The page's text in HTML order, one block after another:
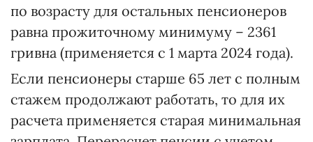
по возрасту для остальных пенсионеров
равна прожиточному минимуму – 2361
гривна (применяется с 1 марта 2024 года).
Если пенсионеры старше 65 лет с полным
стажем продолжают работать, то для их
расчета применяется старая минимальная